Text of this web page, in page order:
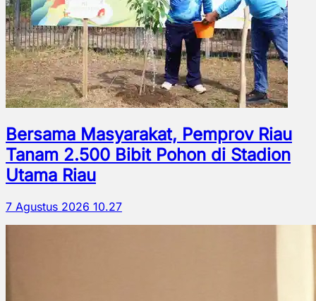
Bersama Masyarakat, Pemprov Riau
Tanam 2.500 Bibit Pohon di Stadion
Utama Riau
7 Agustus 2026 10.27